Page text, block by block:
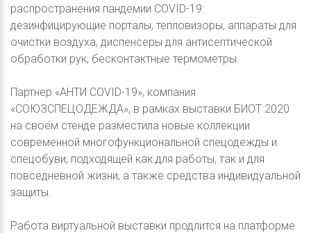
распространения пандемии COVID-19:
дезинфицирующие порталы, тепловизоры, аппараты для
очистки воздуха, диспенсеры для антисептической
обработки рук, бесконтактные термометры.
Партнер «АНТИ COVID-19», компания
«СОЮЗСПЕЦОДЕЖДА», в рамках выставки БИОТ 2020
на своём стенде разместила новые коллекции
современной многофункциональной спецодежды и
спецобуви, подходящей как для работы, так и для
повседневной жизни, а также средства индивидуальной
защиты.
Работа виртуальной выставки продлится на платформе